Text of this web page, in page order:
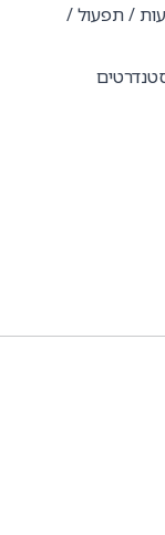
הצעות / תפעול /